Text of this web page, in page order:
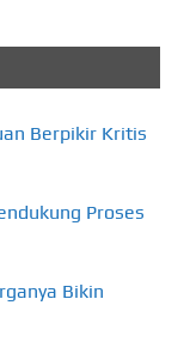
Berpikir Kritis
Proses
Bikin